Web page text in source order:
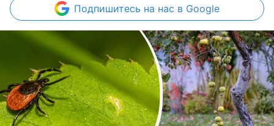
Подпишитесь на нас в Google